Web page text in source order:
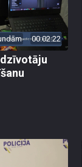
00:02:22